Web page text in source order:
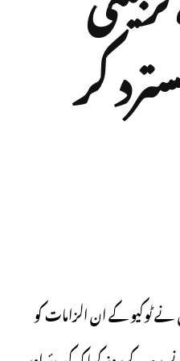
کر
ٹوکیو کے ان الزامات کو